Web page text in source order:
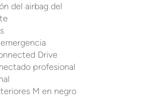
del airbag del
Drive
profesional
M en negro